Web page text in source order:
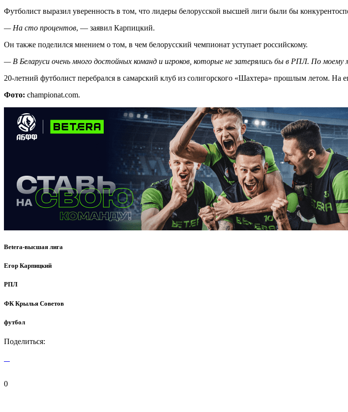
Футболист выразил уверенность в том, что лидеры белорусской высшей лиги были бы
— На сто процентов, — заявил Карпицкий.
Он также поделился мнением о том, в чем белорусский чемпионат уступает российскому.
— В Беларуси очень много достойных команд и игроков, которые не затерялись бы в РПЛ. По
20-летний футболист перебрался в самарский клуб из солигорского «Шахтера» прошлым летом. На
Фото: championat.com.
Betera-высшая лига
Егор Карпицкий
РПЛ
ФК Крылья Советов
футбол
Поделиться:
0